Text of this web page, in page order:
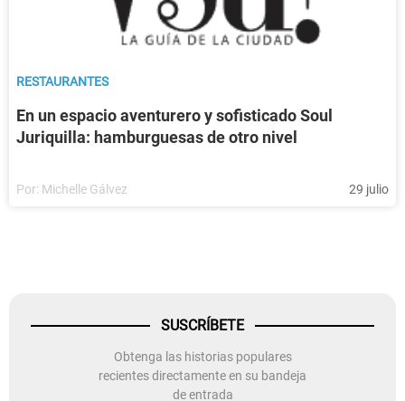
RESTAURANTES
En un espacio aventurero y sofisticado Soul
Juriquilla: hamburguesas de otro nivel
Por: Michelle Gálvez 29 julio
SUSCRÍBETE
Obtenga las historias populares
recientes directamente en su bandeja
de entrada